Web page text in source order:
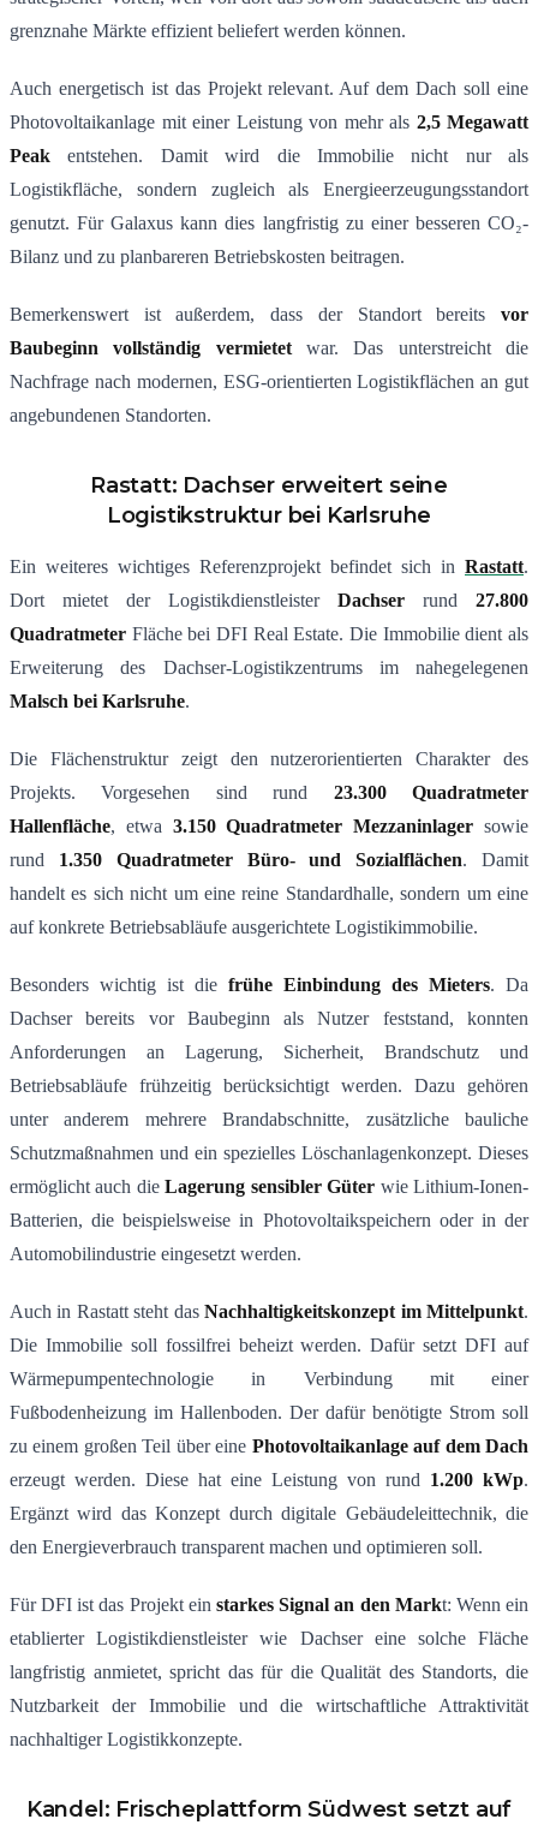
grenznahe Märkte effizient beliefert werden können.
Auch energetisch ist das Projekt relevant. Auf dem Dach soll eine
Photovoltaikanlage mit einer Leistung von mehr als 2,5 Megawatt
Peak entstehen. Damit wird die Immobilie nicht nur als
Logistikfläche, sondern zugleich als Energieerzeugungsstandort
genutzt. Für Galaxus kann dies langfristig zu einer besseren CO₂-
Bilanz und zu planbareren Betriebskosten beitragen.
Bemerkenswert ist außerdem, dass der Standort bereits vor
Baubeginn vollständig vermietetwar. Das unterstreicht die
Nachfrage nach modernen, ESG-orientierten Logistikflächen an gut
angebundenen Standorten.
Rastatt: Dachser erweitert seine
Logistikstruktur bei Karlsruhe
Ein weiteres wichtiges Referenzprojekt befindet sich in Rastatt.
Dort mietet der Logistikdienstleister Dachser rund 27.800
Quadratmeter Fläche bei DFI Real Estate. Die Immobilie dient als
Erweiterung des Dachser-Logistikzentrums im nahegelegenen
Malsch bei Karlsruhe.
Die Flächenstruktur zeigt den nutzerorientierten Charakter des
Projekts. Vorgesehen sind rund 23.300 Quadratmeter
Hallenfläche, etwa 3.150 Quadratmeter Mezzaninlager sowie
rund 1.350 Quadratmeter Büro- und Sozialflächen. Damit
handelt es sich nicht um eine reine Standardhalle, sondern um eine
auf konkrete Betriebsabläufe ausgerichtete Logistikimmobilie.
Besonders wichtig ist die frühe Einbindung des Mieters. Da
Dachser bereits vor Baubeginn als Nutzer feststand, konnten
Anforderungen an Lagerung, Sicherheit, Brandschutz und
Betriebsabläufe frühzeitig berücksichtigt werden. Dazu gehören
unter anderem mehrere Brandabschnitte, zusätzliche bauliche
Schutzmaßnahmen und ein spezielles Löschanlagenkonzept. Dieses
ermöglicht auch dieLagerung sensibler Güter wie Lithium-Ionen-
Batterien, die beispielsweise in Photovoltaikspeichern oder in der
Automobilindustrie eingesetzt werden.
Auch in Rastatt steht dasNachhaltigkeitskonzept im Mittelpunkt.
Die Immobilie soll fossilfrei beheizt werden. Dafür setzt DFI auf
Wärmepumpentechnologie in Verbindung mit einer
Fußbodenheizung im Hallenboden. Der dafür benötigte Strom soll
zu einem großen Teil über eine Photovoltaikanlage auf dem Dach
erzeugt werden. Diese hat eine Leistung von rund 1.200 kWp.
Ergänzt wird das Konzept durch digitale Gebäudeleittechnik, die
den Energieverbrauch transparent machen und optimieren soll.
Für DFI ist das Projekt ein starkes Signal an den Markt: Wenn ein
etablierter Logistikdienstleister wie Dachser eine solche Fläche
langfristig anmietet, spricht das für die Qualität des Standorts, die
Nutzbarkeit der Immobilie und die wirtschaftliche Attraktivität
nachhaltiger Logistikkonzepte.
Kandel: Frischeplattform Südwest setzt auf